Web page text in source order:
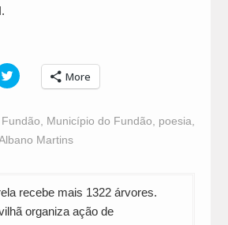
Click
to
Twitter
(Opens
in
new
More
Fundão Município do Fundão poesia
Martins
recebe mais 1322 árvores.
organiza ação de